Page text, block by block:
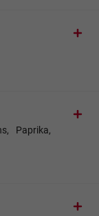
Paprika,